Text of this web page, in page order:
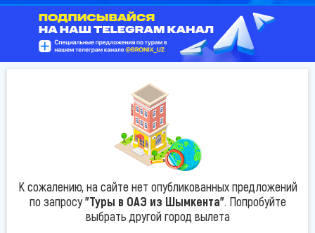
К сожалению, на сайте нет опубликованных предложений
по запросу"Туры в ОАЭ из Шымкента". Попробуйте
выбрать другой город вылета